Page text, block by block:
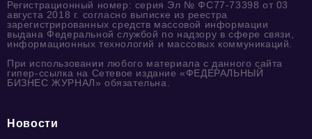
Регистрационный номер: серия Эл № ФС77-73398 от 03
августа 2018 г. согласно выписке из реестра
зарегистрированных средств массовой информации
выдана Федеральной службой по надзору в сфере связи,
информационных технологий и массовых коммуникаций.
При использовании любого материала с данного сайта
гипер-ссылка на Сетевое издание «ФЕДЕРАЛЬНЫЙ
БИЗНЕС ЖУРНАЛ» обязательна.
Новости